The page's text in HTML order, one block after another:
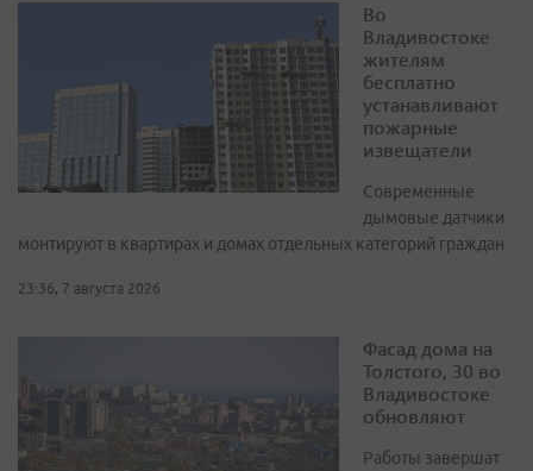
Во
Владивостоке
жителям
бесплатно
устанавливают
пожарные
извещатели
Современные
дымовые датчики
монтируют в квартирах и домах отдельных категорий граждан
23:36, 7 августа 2026
Фасад дома на
Толстого, 30 во
Владивостоке
обновляют
Работы завершат